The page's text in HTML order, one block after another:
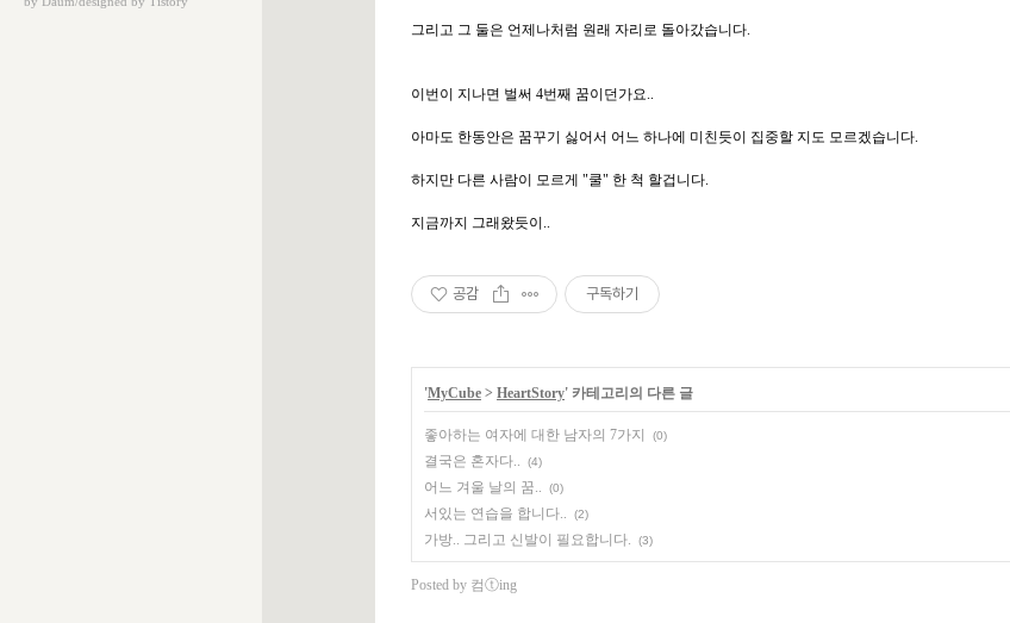
그리고 그 둘은 언제나처럼 원래 자리로 돌아갔습니다.
이번이 지나면 벌써 4번째 꿈이던가요..
아마도 한동안은 꿈꾸기 싫어서 어느 하나에 미친듯이 집중할 지도 모르겠습니다.
하지만 다른 사람이 모르게 "쿨" 한 척 할겁니다.
지금까지 그래왔듯이..
공감 구독하기
'MyCube > HeartStory' 카테고리의 다른 글
좋아하는 여자에 대한 남자의 7가지 (0)
결국은 혼자다.. (4)
어느 겨울 날의 꿈.. (0)
서있는 연습을 합니다.. (2)
가방.. 그리고 신발이 필요합니다. (3)
Posted by 컴ⓣing